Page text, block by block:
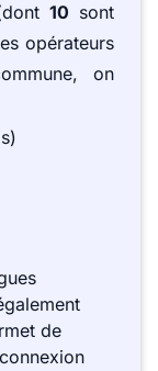
10 sont
opérateurs
on
de